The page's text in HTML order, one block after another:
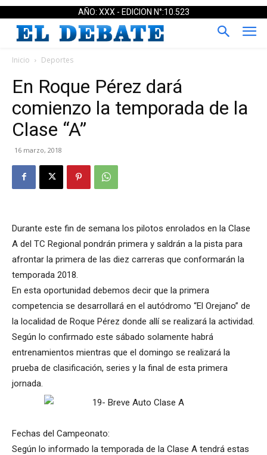
AÑO: XXX - EDICION N°:10.523
Inicio Deportes
En Roque Pérez dará
comienzo la temporada de la
Clase “A”
16 marzo, 2018
Durante este fin de semana los pilotos enrolados en la Clase
A del TC Regional pondrán primera y saldrán a la pista para
afrontar la primera de las diez carreras que conformarán la
temporada 2018.
En esta oportunidad debemos decir que la primera
competencia se desarrollará en el autódromo “El Orejano” de
la localidad de Roque Pérez donde allí se realizará la actividad.
Según lo confirmado este sábado solamente habrá
entrenamientos mientras que el domingo se realizará la
prueba de clasificación, series y la final de esta primera
jornada.
Fechas del Campeonato:
Según lo informado la temporada de la Clase A tendrá estas